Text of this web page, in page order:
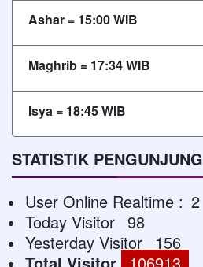
Ashar = 15:00WIB
Maghrib = 17:34WIB
Isya = 18:45WIB
STATISTIK PENGUNJUNG
User Online Realtime : 2
Today Visitor 98
Yesterday Visitor
156